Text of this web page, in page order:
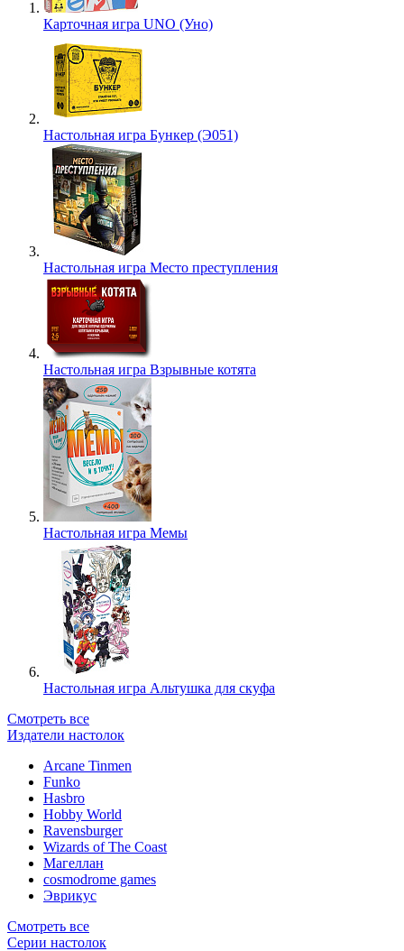
Карточная игра UNO (Уно)
Настольная игра Бункер (Э051)
Настольная игра Место преступления
Настольная игра Взрывные котята
Настольная игра Мемы
Настольная игра Альтушка для скуфа
Смотреть все
Издатели настолок
Arcane Tinmen
Funko
Hasbro
Hobby World
Ravensburger
Wizards of The Coast
Магеллан
сosmodrome games
Эврикус
Смотреть все
Серии настолок